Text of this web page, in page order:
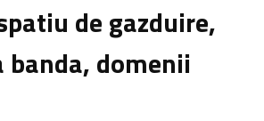
de gazduire,
domenii